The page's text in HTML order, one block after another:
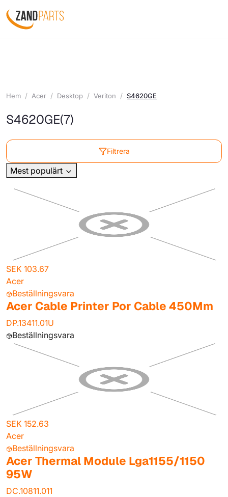
Hem Acer Desktop Veriton S4620GE
S4620GE(7)
Filtrera
Mest populärt
SEK 103.67
Acer
Beställningsvara
Acer Cable Printer Por Cable 450Mm
DP.13411.01U
Beställningsvara
SEK 152.63
Acer
Beställningsvara
Acer Thermal Module Lga1155/1150
95W
DC.10811.011